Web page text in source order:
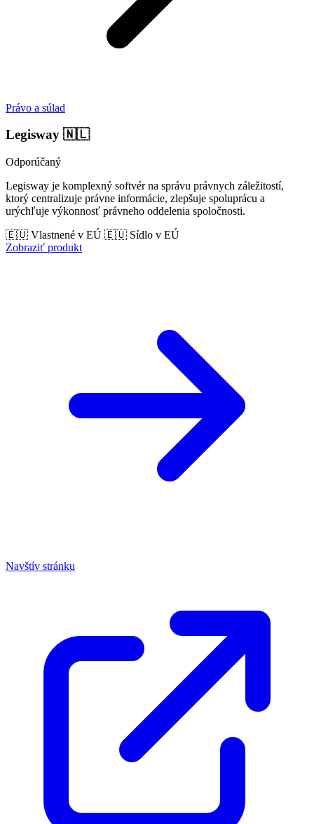
Právo a súlad
Legisway 🇳🇱
Odporúčaný
Legisway je komplexný softvér na správu právnych záležitostí,
ktorý centralizuje právne informácie, zlepšuje spoluprácu a
urýchľuje výkonnosť právneho oddelenia spoločnosti.
🇪🇺 Vlastnené v EÚ 🇪🇺 Sídlo v EÚ
Zobraziť produkt
Navštív stránku